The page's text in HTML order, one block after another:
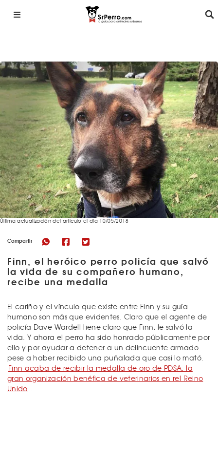
Compartir
Finn, el heróico perro policía que salvó
la vida de su compañero humano,
recibe una medalla
Última actualización del articulo el día 10/05/2018
El cariño y el vínculo que existe entre Finn y su guía
humano son más que evidentes. Claro que el agente de
policía Dave Wardell tiene claro que Finn, le salvó la
vida. Y ahora el perro ha sido honrado públicamente por
ello y por ayudar a detener a un delincuente armado
pese a haber recibido una puñalada que casi lo mató.
Finn acaba de recibir la medalla de oro de PDSA, la
gran organización benéfica de veterinarios en rel Reino
Unido .